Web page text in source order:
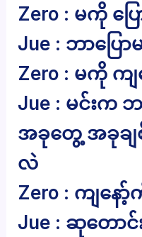
Zero : မကို ပြ
Jue : ဘာပြေ
Zero : မကို က
Jue : မင်းက
အခုတွေ့ အခုချ
လဲ
Zero : ကျနေ
Jue : ဆုတော